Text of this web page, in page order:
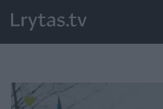
Paremkite Ukrainą